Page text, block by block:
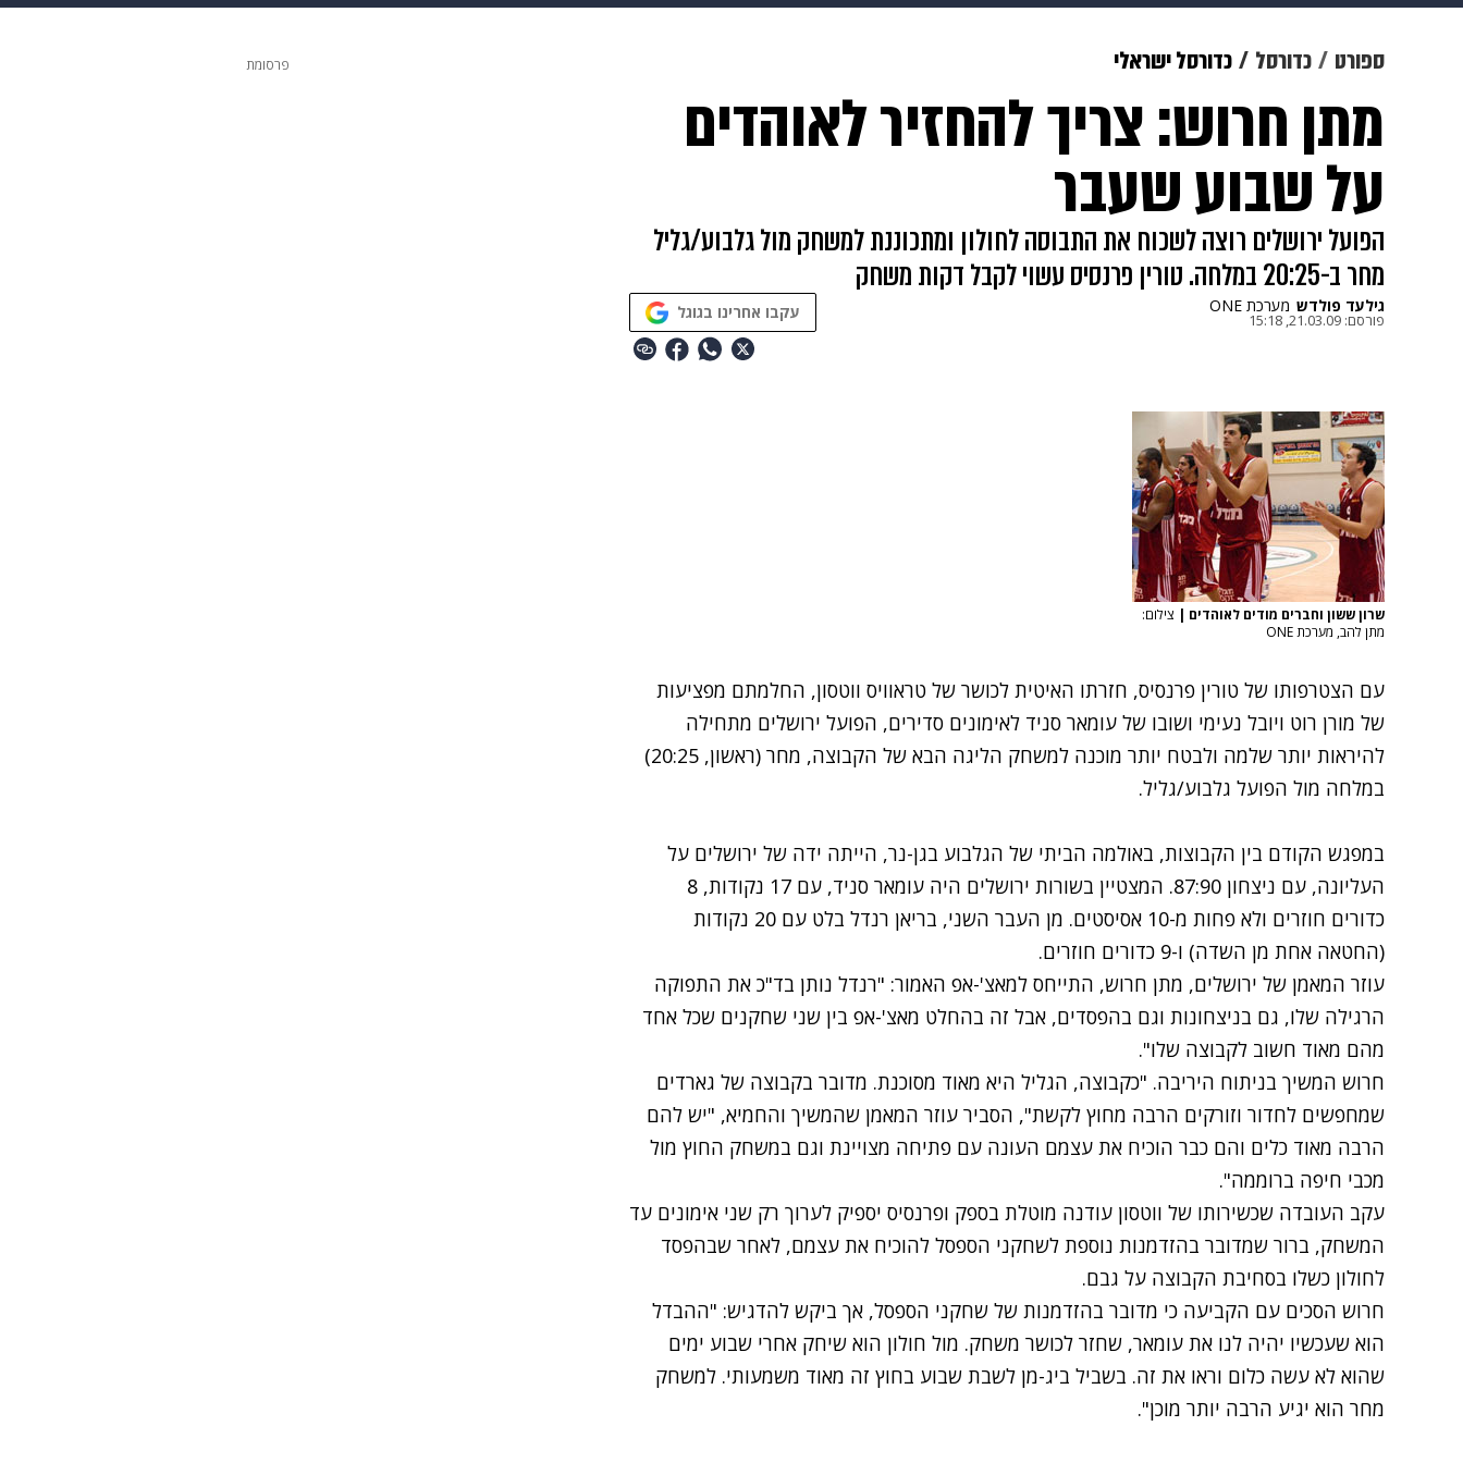
תרבות צבא וביטחון
ויוה משפט תשעה חודשים מתכונים פרויקטים מיוחדים
ספורט כדורסל כדורסל ישראלי
מתן חרוש: צריך להחזיר לאוהדים
על שבוע שעבר
הפועל ירושלים רוצה לשכוח את התבוסה לחולון ומתכוננת למשחק מול גלבוע/גליל
מחר ב-20:25 במלחה. טורין פרנסיס עשוי לקבל דקות משחק
גילעד פולדש מערכת ONE
פורסם: 21.03.09, 15:18 עקבו אחרינו בגוגל
שרון ששון וחברים מודים לאוהדים | צילום:
מתן להב, מערכת ONE
עם הצטרפותו של טורין פרנסיס, חזרתו האיטית לכושר של טראוויס ווטסון, החלמתם מפציעות
של מורן רוט ויובל נעימי ושובו של עומאר סניד לאימונים סדירים, הפועל ירושלים מתחילה
להיראות יותר שלמה ולבטח יותר מוכנה למשחק הליגה הבא של הקבוצה, מחר (ראשון, 20:25)
במלחה מול הפועל גלבוע/גליל.
במפגש הקודם בין הקבוצות, באולמה הביתי של הגלבוע בגן-נר, הייתה ידה של ירושלים על
העליונה, עם ניצחון 87:90. המצטיין בשורות ירושלים היה עומאר סניד, עם 17 נקודות, 8
כדורים חוזרים ולא פחות מ-10 אסיסטים. מן העבר השני, בריאן רנדל בלט עם 20 נקודות
(החטאה אחת מן השדה) ו-9 כדורים חוזרים.
עוזר המאמן של ירושלים, מתן חרוש, התייחס למאצ'-אפ האמור: "רנדל נותן בד"כ את התפוקה
הרגילה שלו, גם בניצחונות וגם בהפסדים, אבל זה בהחלט מאצ'-אפ בין שני שחקנים שכל אחד
מהם מאוד חשוב לקבוצה שלו".
חרוש המשיך בניתוח היריבה. "כקבוצה, הגליל היא מאוד מסוכנת. מדובר בקבוצה של גארדים
שמחפשים לחדור וזורקים הרבה מחוץ לקשת", הסביר עוזר המאמן שהמשיך והחמיא, "יש להם
הרבה מאוד כלים והם כבר הוכיח את עצמם העונה עם פתיחה מצויינת וגם במשחק החוץ מול
מכבי חיפה ברוממה".
עקב העובדה שכשירותו של ווטסון עודנה מוטלת בספק ופרנסיס יספיק לערוך רק שני אימונים עד
המשחק, ברור שמדובר בהזדמנות נוספת לשחקני הספסל להוכיח את עצמם, לאחר שבהפסד
לחולון כשלו בסחיבת הקבוצה על גבם.
חרוש הסכים עם הקביעה כי מדובר בהזדמנות של שחקני הספסל, אך ביקש להדגיש: "ההבדל
הוא שעכשיו יהיה לנו את עומאר, שחזר לכושר משחק. מול חולון הוא שיחק אחרי שבוע ימים
שהוא לא עשה כלום וראו את זה. בשביל ביג-מן לשבת שבוע בחוץ זה מאוד משמעותי. למשחק
מחר הוא יגיע הרבה יותר מוכן".
פרסומת